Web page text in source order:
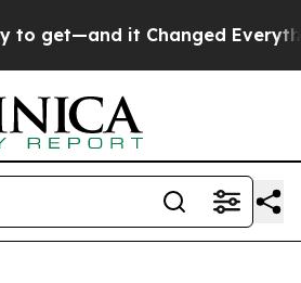
it Changed Everything